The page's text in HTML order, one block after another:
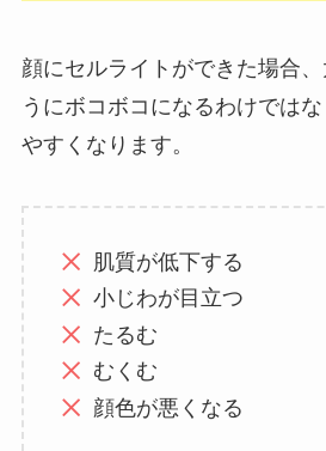
顔にセルライトができた場合
うにボコボコになるわけでは
やすくなります。
肌質が低下する
小じわが目立つ
たるむ
むくむ
顔色が悪くなる